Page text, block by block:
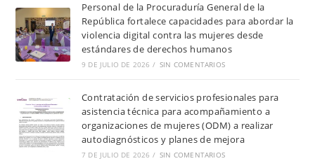
Personal de la Procuraduría General de la
República fortalece capacidades para abordar la
violencia digital contra las mujeres desde
estándares de derechos humanos
9 DE JULIO DE 2026 / SIN COMENTARIOS
Contratación de servicios profesionales para
asistencia técnica para acompañamiento a
organizaciones de mujeres (ODM) a realizar
autodiagnósticos y planes de mejora
7 DE JULIO DE 2026 / SIN COMENTARIOS